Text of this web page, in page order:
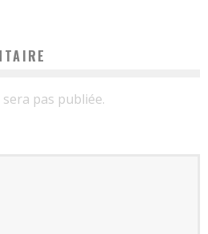
pas publiée.